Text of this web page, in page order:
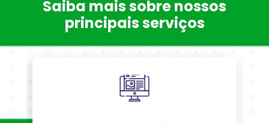
Saiba mais sobre nossos
principais serviços